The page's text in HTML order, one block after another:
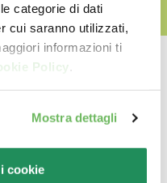
categorie di dati
cui saranno utilizzati,
informazioni ti
Policy.
Mostra dettagli
cookie
αγαπημένο